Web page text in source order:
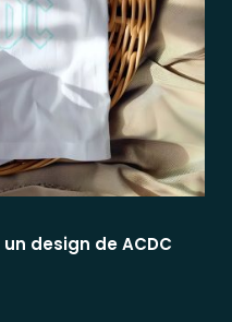
design de ACDC